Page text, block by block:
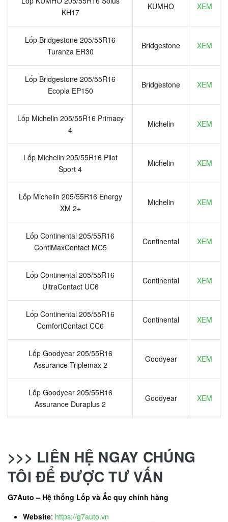
KH17
KUMHO XEM
Lốp Bridgestone 205/55R16
Turanza ER30
Bridgestone XEM
Lốp Bridgestone 205/55R16
Ecopia EP150
Bridgestone XEM
Lốp Michelin 205/55R16 Primacy
4
Michelin XEM
Lốp Michelin 205/55R16 Pilot
Sport 4
Michelin XEM
Lốp Michelin 205/55R16 Energy
XM 2+
Michelin XEM
Lốp Continental 205/55R16
ContiMaxContact MC5
Continental XEM
Lốp Continental 205/55R16
UltraContact UC6
Continental XEM
Lốp Continental 205/55R16
ComfortContact CC6
Continental XEM
Lốp Goodyear 205/55R16
Assurance Triplemax 2
Goodyear XEM
Lốp Goodyear 205/55R16
Assurance Duraplus 2
Goodyear XEM
>>> LIÊN HỆ NGAY CHÚNG
TÔI ĐỂ ĐƯỢC TƯ VẤN
G7Auto – Hệ thống Lốp và Ắc quy chính hãng
Website: https://g7auto.vn